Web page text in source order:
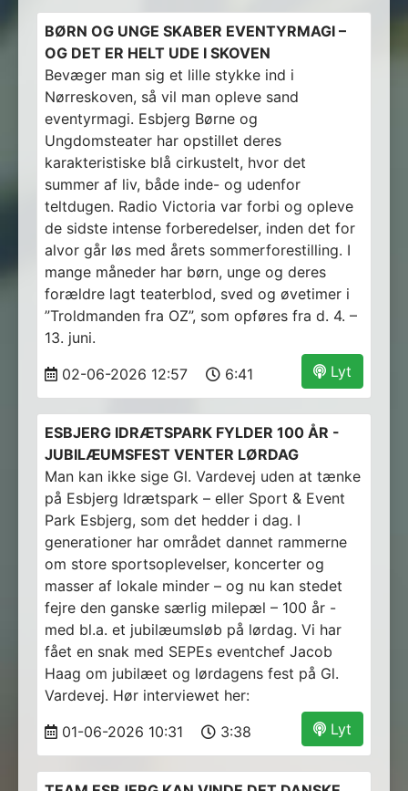
BØRN OG UNGE SKABER EVENTYRMAGI –
OG DET ER HELT UDE I SKOVEN
Bevæger man sig et lille stykke ind i
Nørreskoven, så vil man opleve sand
eventyrmagi. Esbjerg Børne og
Ungdomsteater har opstillet deres
karakteristiske blå cirkustelt, hvor det
summer af liv, både inde- og udenfor
teltdugen. Radio Victoria var forbi og opleve
de sidste intense forberedelser, inden det for
alvor går løs med årets sommerforestilling. I
mange måneder har børn, unge og deres
forældre lagt teaterblod, sved og øvetimer i
”Troldmanden fra OZ”, som opføres fra d. 4. –
13. juni.
Lyt
02-06-2026 12:57 6:41
ESBJERG IDRÆTSPARK FYLDER 100 ÅR -
JUBILÆUMSFEST VENTER LØRDAG
Man kan ikke sige Gl. Vardevej uden at tænke
på Esbjerg Idrætspark – eller Sport & Event
Park Esbjerg, som det hedder i dag. I
generationer har området dannet rammerne
om store sportsoplevelser, koncerter og
masser af lokale minder – og nu kan stedet
fejre den ganske særlig milepæl – 100 år -
med bl.a. et jubilæumsløb på lørdag. Vi har
fået en snak med SEPEs eventchef Jacob
Haag om jubilæet og lørdagens fest på Gl.
Vardevej. Hør interviewet her:
Lyt
01-06-2026 10:31 3:38